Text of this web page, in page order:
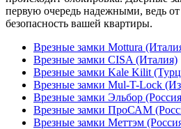
первую очередь надежными, ведь от
безопасность вашей квартиры.
Врезные замки Mottura
Врезные замки CISA (Италия)
Врезные замки Kale Kilit
Врезные замки Mul-T-Lock
Врезные замки Эльбор
Врезные замки ПроСАМ
Врезные замки Меттэм